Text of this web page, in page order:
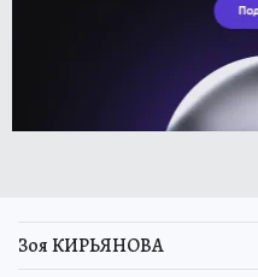
Зоя КИРЬЯНОВА